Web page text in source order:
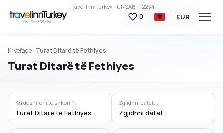
Travel Inn Turkey TURSAB - 12234
0 EUR
Kryefaqe Turat Ditarë të Fethiyes
Turat Ditarë të Fethiyes
Ku dëshironi të shkoni?
Turat Ditarë të Fethiyes
Zgjidhni datat...
Zgjidhni datat...